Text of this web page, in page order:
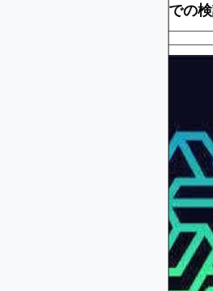
からコンバージョンまでの